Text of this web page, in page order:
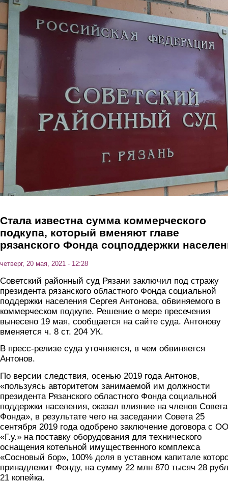
Перейти к основному содержанию
Стала известна сумма коммерческого
подкупа, который вменяют главе
рязанского Фонда соцподдержки
четверг, 20 мая, 2021 - 12:28
Советский районный суд Рязани заключил под стражу
президента рязанского областного Фонда социальной
поддержки населения Сергея Антонова, обвиняемого в
коммерческом подкупе. Решение о мере пресечения
вынесено 19 мая, сообщается на сайте суда. Антонову
вменяется ч. 8 ст. 204 УК.
В пресс-релизе суда уточняется, в чем обвиняется
Антонов.
По версии следствия, осенью 2019 года Антонов,
«пользуясь авторитетом занимаемой им должности
президента Рязанского областного Фонда социальной
поддержки населения, оказал влияние на членов Совета
Фонда», в результате чего на заседании Совета 25
сентября 2019 года одобрено заключение договора с
«Г.у.» на поставку оборудования для технического
оснащения котельной имущественного комплекса
«Сосновый бор», 100% доля в уставном капитале
принадлежит Фонду, на сумму 22 млн 870 тысяч 28
21 копейка.